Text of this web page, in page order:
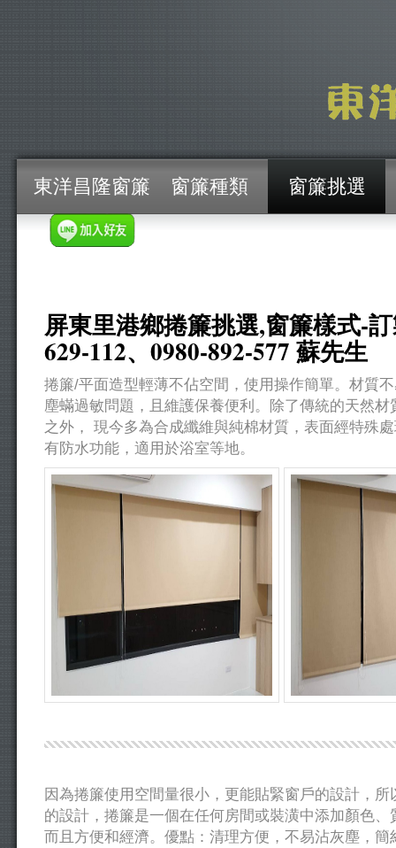
東洋昌隆窗簾 窗簾種類 窗簾挑選
屏東里港鄉捲簾挑選,窗簾樣式-
629-112、0980-892-577 蘇先生
捲簾/平面造型輕薄不佔空間，使用操作簡單。材質
塵蟎過敏問題，且維護保養便利。除了傳統的天然
之外， 現今多為合成纖維與純棉材質，表面經特殊
有防水功能，適用於浴室等地。
因為捲簾使用空間量很小，更能貼緊窗戶的設計，
的設計，捲簾是一個在任何房間或裝潢中添加顏色
而且方便和經濟。優點：清理方便，不易沾灰塵，簡